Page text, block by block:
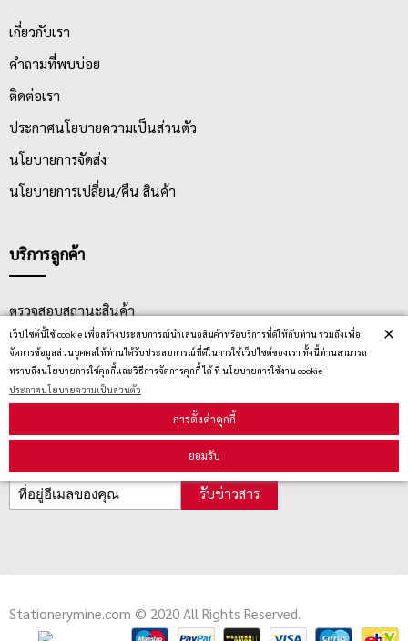
เว็ปไซต์นี้ใช้ cookie เพื่อสร้างประสบการณ์นำเสนอสินค้าหรือบริการที่ดีให้กับท่าน รวมถึงเพื่อ
จัดการข้อมูลส่วนบุคคลให้ท่านได้รับประสบการณ์ที่ดีในการใช้เว็ปไซต์ของเรา ทั้งนี้ท่านสามารถ
ทราบถึงนโยบายการใช้คุกกี้และวิธีการจัดการคุกกี้ ได้ ที่ นโยบายการใช้งาน cookie
ประกาศนโยบายความเป็นส่วนตัว
การตั้งค่าคุกกี้
ยอมรับ
×
เกี่ยวกับเรา
คำถามที่พบบ่อย
ติดต่อเรา
ประกาศนโยบายความเป็นส่วนตัว
นโยบายการจัดส่ง
นโยบายการเปลี่ยน/คืน สินค้า
บริการลูกค้า
ตรวจสอบสถานะสินค้า
คู่มือนักช้อป
วิธีลบคุกกี้
สมัครรับข่าวสาร
รับข่าวสาร
Stationerymine.com © 2020 All Rights Reserved.